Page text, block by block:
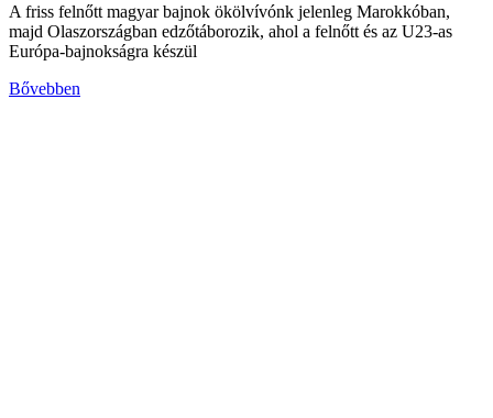
A friss felnőtt magyar bajnok ökölvívónk jelenleg Marokkóban,
majd Olaszországban edzőtáborozik, ahol a felnőtt és az U23-as
Európa-bajnokságra készül
Bővebben